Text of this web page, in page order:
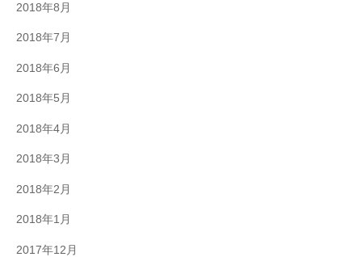
2018年8月
2018年7月
2018年6月
2018年5月
2018年4月
2018年3月
2018年2月
2018年1月
2017年12月